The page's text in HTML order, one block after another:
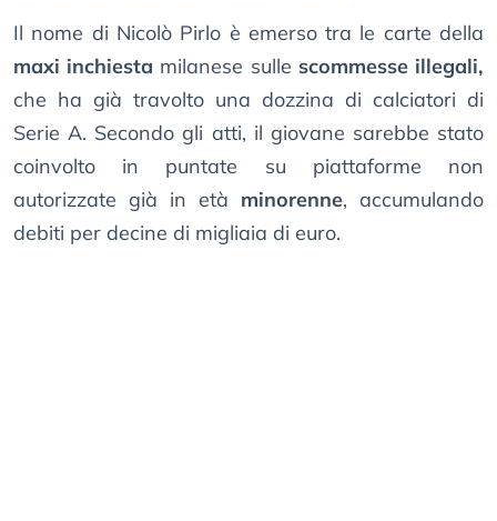
Il nome di Nicolò Pirlo è emerso tra le carte della
maxi inchiesta milanese sulle scommesse illegali,
che ha già travolto una dozzina di calciatori di
Serie A. Secondo gli atti, il giovane sarebbe stato
coinvolto in puntate su piattaforme non
autorizzate già in età minorenne, accumulando
debiti per decine di migliaia di euro.